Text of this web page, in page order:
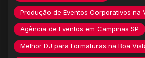
Produção de Eventos Corporativos na
Agência de Eventos em Campinas SP
Melhor DJ para Formaturas na Boa